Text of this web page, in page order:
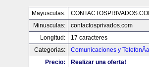
Mayusculas:
Minusculas:
contactosprivados.com
Longitud:
17 caracteres
Categorias:
Comunicaciones y TelefonÃ­a
Precio:
Realizar una oferta!